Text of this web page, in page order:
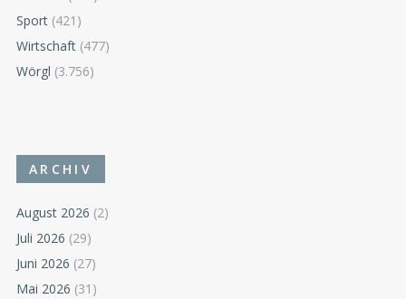
Sport (421)
Wirtschaft (477)
Wörgl (3.756)
ARCHIV
August 2026 (2)
Juli 2026 (29)
Juni 2026 (27)
Mai 2026 (31)